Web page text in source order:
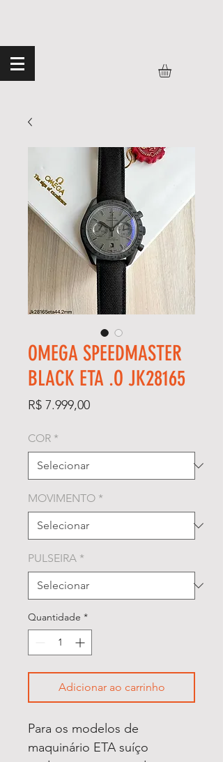
OMEGA SPEEDMASTER
BLACK ETA .O JK28165
R$ 7.999,00Preço
COR *
MOVIMENTO *
PULSEIRA *
Quantidade *
Adicionar ao carrinho
Para os modelos de
maquinário ETA suíço